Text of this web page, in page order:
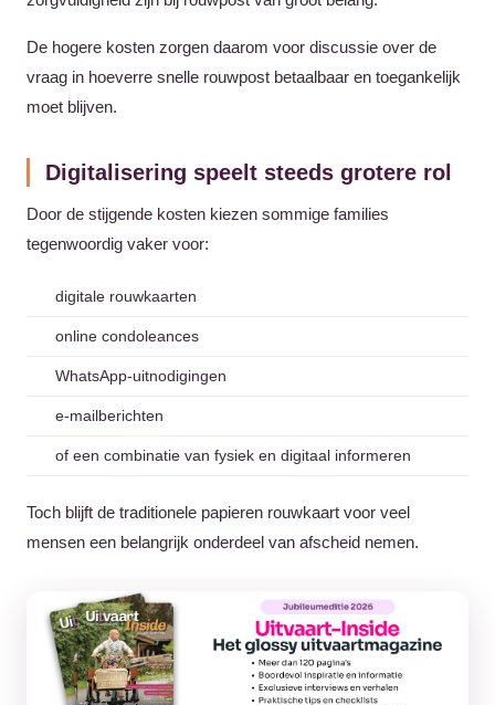
De hogere kosten zorgen daarom voor discussie over de
vraag in hoeverre snelle rouwpost betaalbaar en toegankelijk
moet blijven.
Digitalisering speelt steeds grotere rol
Door de stijgende kosten kiezen sommige families
tegenwoordig vaker voor:
digitale rouwkaarten
online condoleances
WhatsApp-uitnodigingen
e-mailberichten
of een combinatie van fysiek en digitaal informeren
Toch blijft de traditionele papieren rouwkaart voor veel
mensen een belangrijk onderdeel van afscheid nemen.